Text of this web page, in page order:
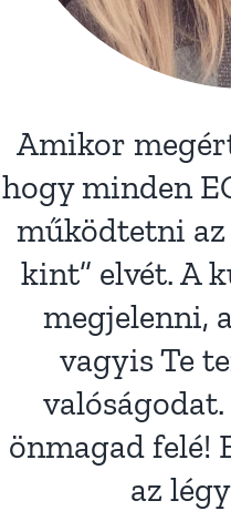
Amikor
hogy minden
működtetni
kint” elvét. A
megjelenni,
vagyis Te
valóságodat.
önmagad felé!
az
Július –